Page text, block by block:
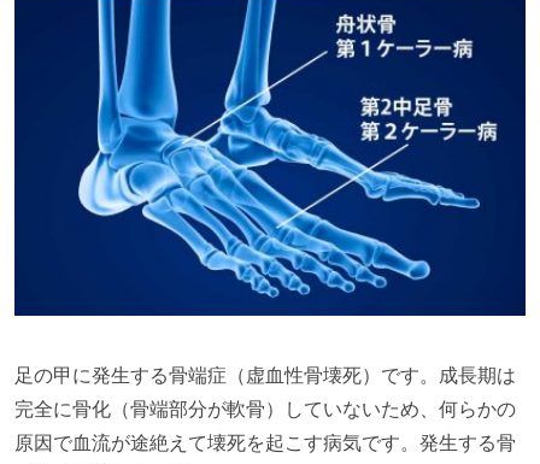
足の甲に発生する骨端症（虚血性骨壊死）です。成長期は
完全に骨化（骨端部分が軟骨）していないため、何らかの
原因で血流が途絶えて壊死を起こす病気です。発生する骨